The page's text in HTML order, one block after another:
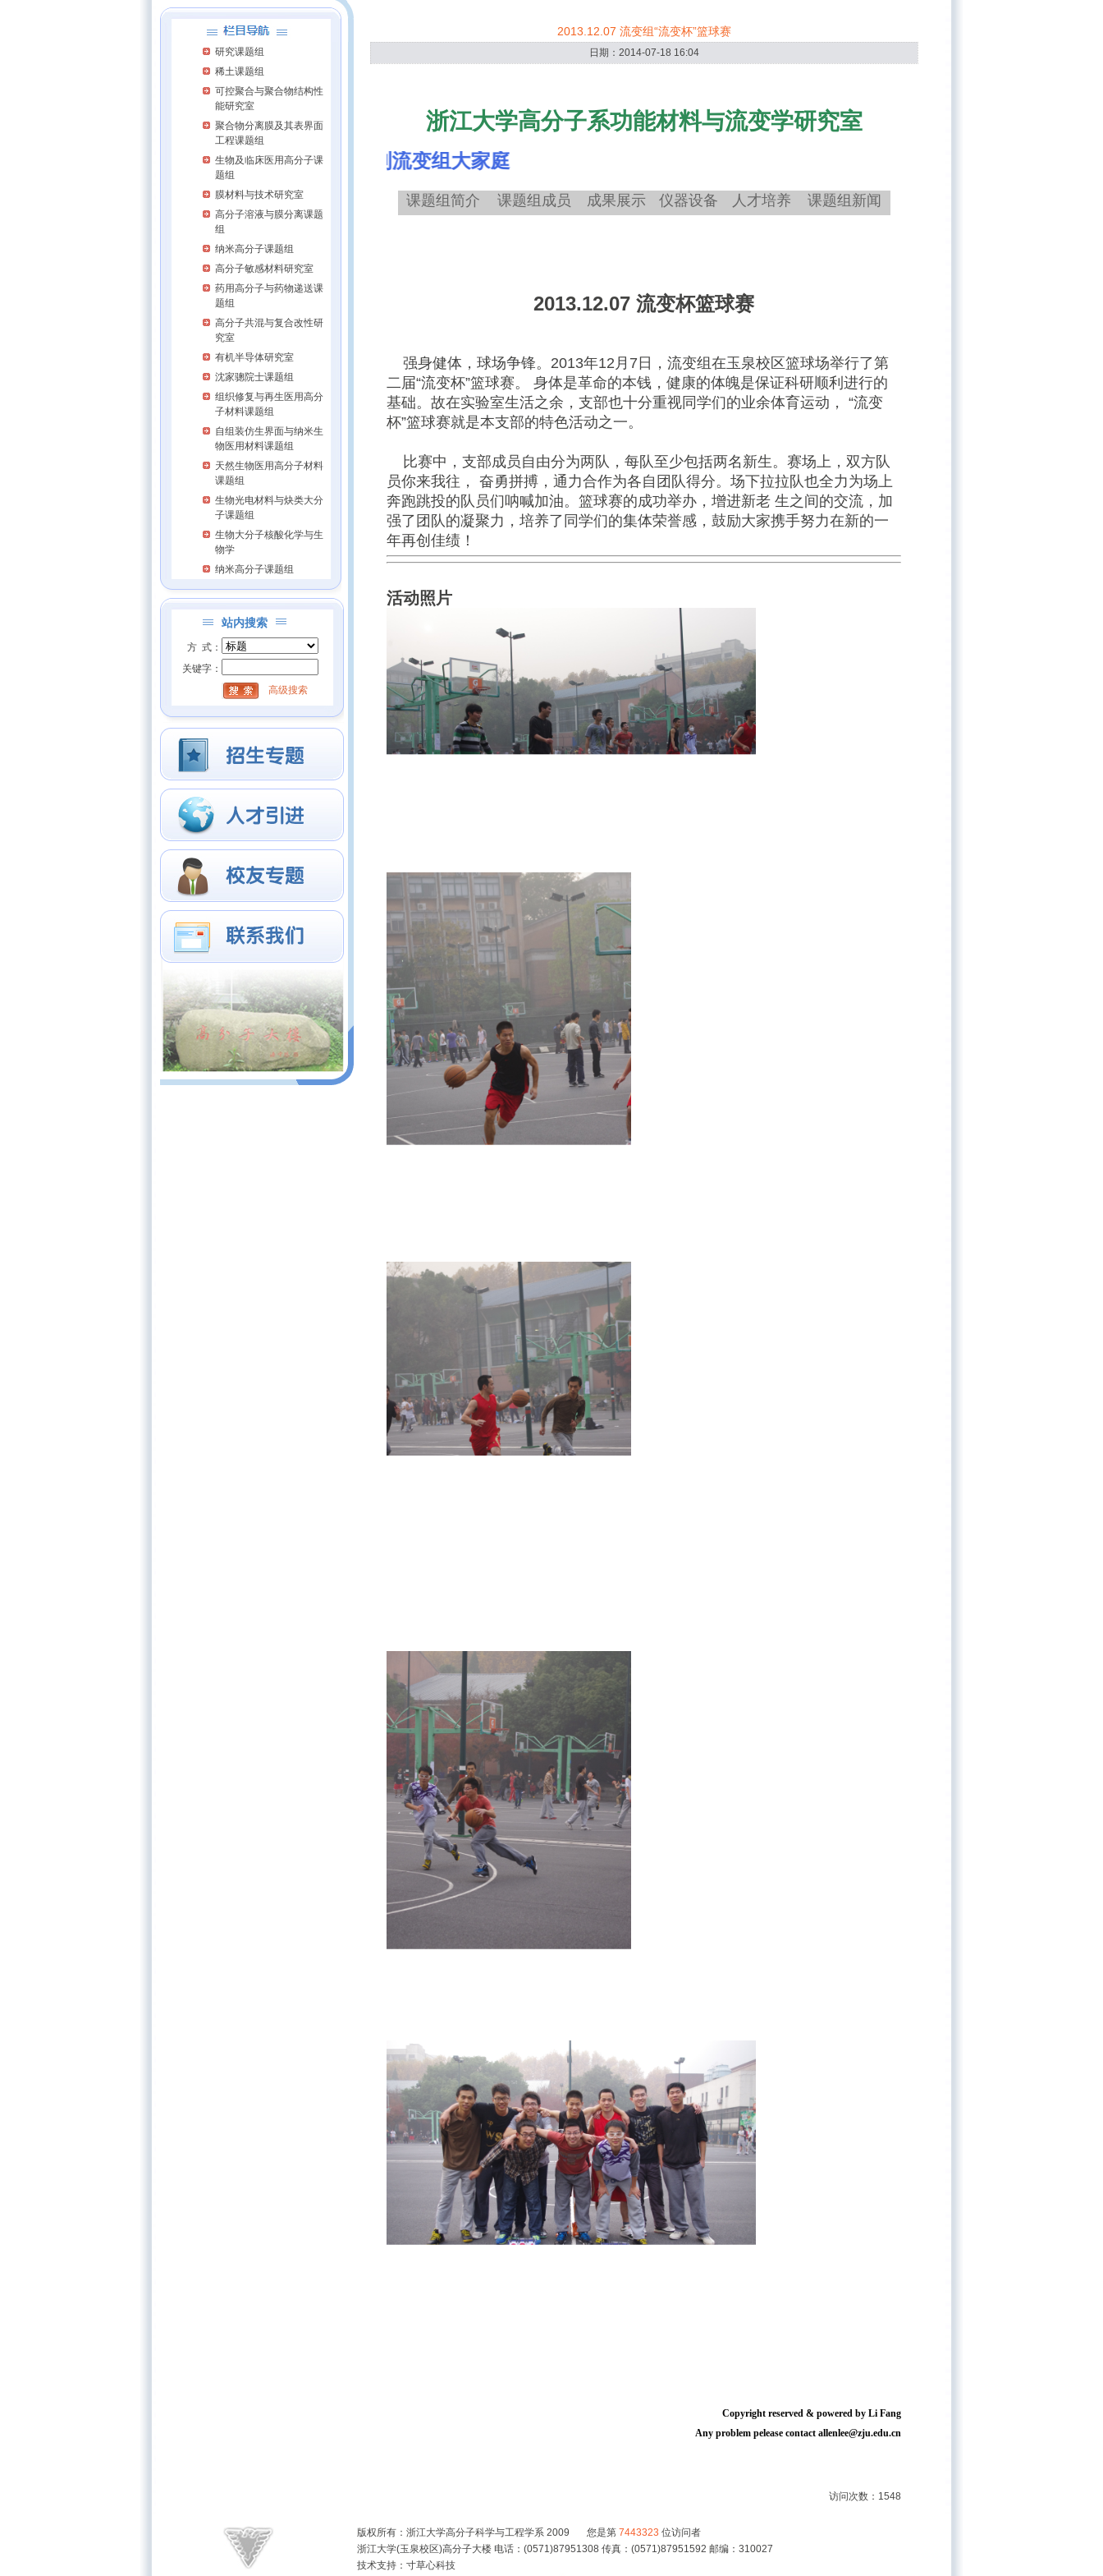
研究课题组
稀土课题组
可控聚合与聚合物结构性
能研究室
聚合物分离膜及其表界面
工程课题组
生物及临床医用高分子课
题组
膜材料与技术研究室
高分子溶液与膜分离课题
组
纳米高分子课题组
高分子敏感材料研究室
药用高分子与药物递送课
题组
高分子共混与复合改性研
究室
有机半导体研究室
沈家骢院士课题组
组织修复与再生医用高分
子材料课题组
自组装仿生界面与纳米生
物医用材料课题组
天然生物医用高分子材料
课题组
生物光电材料与炔类大分
子课题组
生物大分子核酸化学与生
物学
纳米高分子课题组
站内搜索
方 式：
关键字：
高级搜索
2013.12.07 流变组“流变杯”篮球赛
日期：2014-07-18 16:04
浙江大学高分子系功能材料与流变学研究室
欢迎来到流变组大家庭
课题组简介 课题组成员 成果展示 仪器设备 人才培养 课题组新闻
2013.12.07 流变杯篮球赛
强身健体，球场争锋。2013年12月7日，流变组在玉泉校区篮球场举行了第
二届“流变杯”篮球赛。 身体是革命的本钱，健康的体魄是保证科研顺利进行的
基础。故在实验室生活之余，支部也十分重视同学们的业余体育运动， “流变
杯”篮球赛就是本支部的特色活动之一。
比赛中，支部成员自由分为两队，每队至少包括两名新生。赛场上，双方队
员你来我往， 奋勇拼搏，通力合作为各自团队得分。场下拉拉队也全力为场上
奔跑跳投的队员们呐喊加油。篮球赛的成功举办，增进新老 生之间的交流，加
强了团队的凝聚力，培养了同学们的集体荣誉感，鼓励大家携手努力在新的一
年再创佳绩！
活动照片
Copyright reserved & powered by Li Fang
Any problem pelease contact allenlee@zju.edu.cn
访问次数：1548
版权所有：浙江大学高分子科学与工程学系 2009 您是第 7443323 位访问者
浙江大学(玉泉校区)高分子大楼 电话：(0571)87951308 传真：(0571)87951592 邮编：310027
技术支持： 寸草心科技